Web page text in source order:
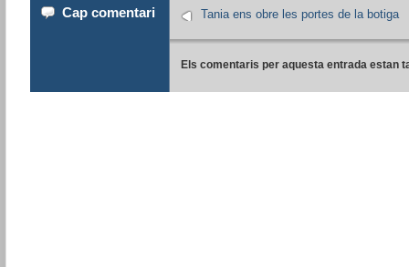
Cap comentari Tania ens obre les portes de la botiga
Els comentaris per aquesta entrada estan